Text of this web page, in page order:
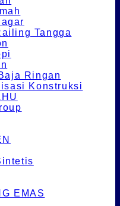
Tangga
Ringan
Konstruksi
EMAS